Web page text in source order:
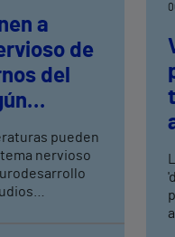
a
de
del
pueden
nervioso